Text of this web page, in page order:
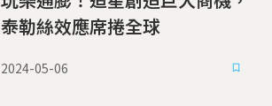
泰勒絲效應席捲全球
2024-05-06